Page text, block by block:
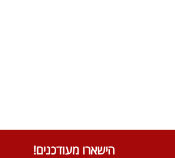
הישארו מעודכנים!